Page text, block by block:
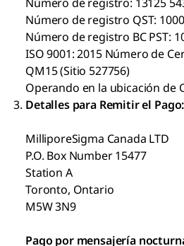
Número de registro QST:
Número de registro BC PST:
ISO 9001: 2015 Número de
QM15 (Sitio 527756)
Operando en la ubicación de
Detalles para Remitir el Pago:
MilliporeSigma Canada LTD
P.O. Box Number 15477
Station A
Toronto, Ontario
M5W 3N9
Pago por mensajería